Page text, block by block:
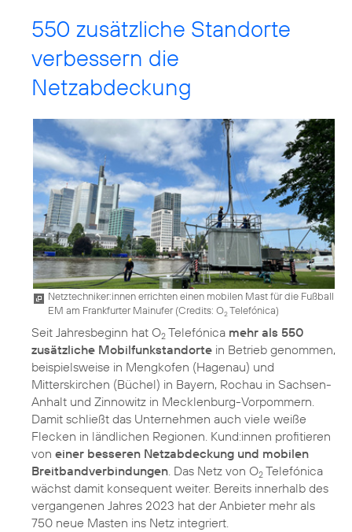
550 zusätzliche Standorte
verbessern die
Netzabdeckung
Netztechniker:innen errichten einen mobilen Mast für die Fußball
EM am Frankfurter Mainufer (Credits: O2Telefónica)
Seit Jahresbeginn hat O2 Telefónica mehr als 550
zusätzliche Mobilfunkstandorte in Betrieb genommen,
beispielsweise in Mengkofen (Hagenau) und
Mitterskirchen (Büchel) in Bayern, Rochau in Sachsen-
Anhalt und Zinnowitz in Mecklenburg-Vorpommern.
Damit schließt das Unternehmen auch viele weiße
Flecken in ländlichen Regionen. Kund:innen profitieren
von einer besseren Netzabdeckung und mobilen
Breitbandverbindungen. Das Netz von O2 Telefónica
wächst damit konsequent weiter. Bereits innerhalb des
vergangenen Jahres 2023 hat der Anbieter mehr als
750 neue Masten ins Netz integriert.